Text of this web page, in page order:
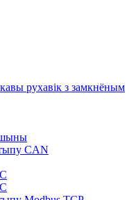
рухавік з замкнёным
шыны
CAN